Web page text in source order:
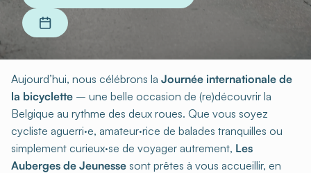
Aujourd’hui, nous célébrons la Journée internationale de
la bicyclette – une belle occasion de (re)découvrir la
Belgique au rythme des deux roues. Que vous soyez
cycliste aguerri·e, amateur·rice de balades tranquilles ou
simplement curieux·se de voyager autrement, Les
Auberges de Jeunesse sont prêtes à vous accueillir, en